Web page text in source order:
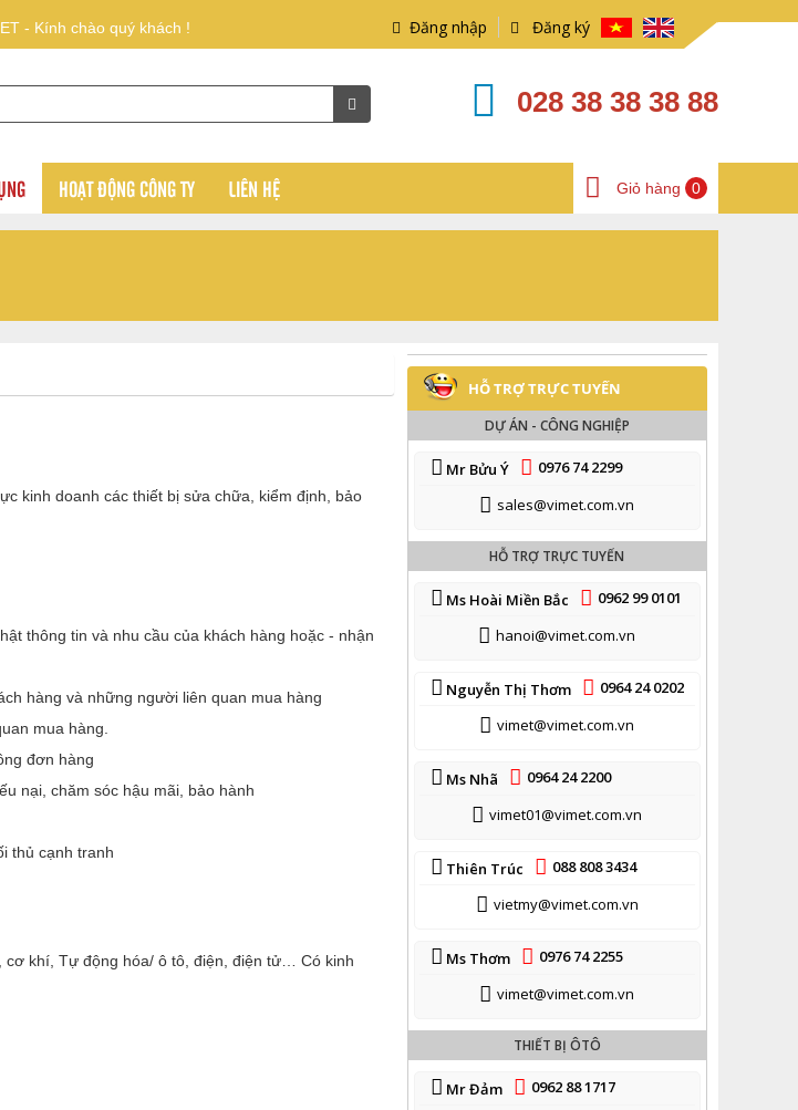
- Kính chào quý khách ! Đăng nhập Đăng ký
028 38 38 38 88
HOẠT ĐỘNG CÔNG TY LIÊN HỆ Giỏ hàng 0
kinh doanh các thiết bị sửa chữa, kiểm định, bảo
thông tin và nhu cầu của khách hàng hoặc - nhận
hàng và những người liên quan mua hàng
mua hàng.
đơn hàng
nại, chăm sóc hậu mãi, bảo hành
thủ cạnh tranh
cơ khí, Tự động hóa/ ô tô, điện, điện tử… Có kinh
HỖ TRỢ TRỰC TUYẾN
DỰ ÁN - CÔNG NGHIỆP
Mr Bửu Ý
0976 74 2299
sales@vimet.com.vn
HỖ TRỢ TRỰC TUYẾN
Ms Hoài Miền Bắc
0962 99 0101
hanoi@vimet.com.vn
Nguyễn Thị Thơm
0964 24 0202
vimet@vimet.com.vn
Ms Nhã
0964 24 2200
vimet01@vimet.com.vn
Thiên Trúc
088 808 3434
vietmy@vimet.com.vn
Ms Thơm
0976 74 2255
vimet@vimet.com.vn
THIẾT BỊ ÔTÔ
Mr Đảm
0962 88 1717